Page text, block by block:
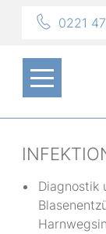
0221
Diagnostik